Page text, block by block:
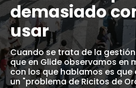
demasiado
usar
Cuando se trata de la
que en Glide observamos en
con los que hablamos es
un "problema de Ricitos de